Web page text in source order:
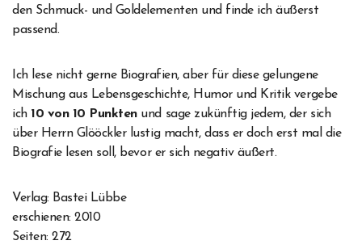
den Schmuck- und Goldelementen und finde ich äußerst
passend.
Ich lese nicht gerne Biografien, aber für diese gelungene
Mischung aus Lebensgeschichte, Humor und Kritik vergebe
ich 10 von 10 Punktenund sage zukünftig jedem, der sich
über Herrn Glööckler lustig macht, dass er doch erst mal die
Biografie lesen soll, bevor er sich negativ äußert.
Verlag: Bastei Lübbe
erschienen: 2010
Seiten: 272